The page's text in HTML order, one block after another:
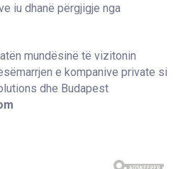
iu dhanë përgjigje nga
mundësinë të vizitonin
e kompanive private si
dhe Budapest